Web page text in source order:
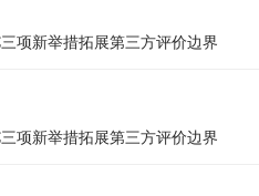
项新举措拓展第三方评价边界
项新举措拓展第三方评价边界